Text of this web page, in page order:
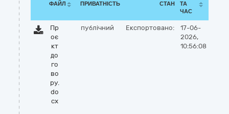
ФАЙЛ ПРИВАТНІСТЬ СТАН
ТА
ЧАС
Пр
оє
кт
до
го
во
ру.
do
cx
публічний Експортовано:
17-06-
2026,
10:56:08